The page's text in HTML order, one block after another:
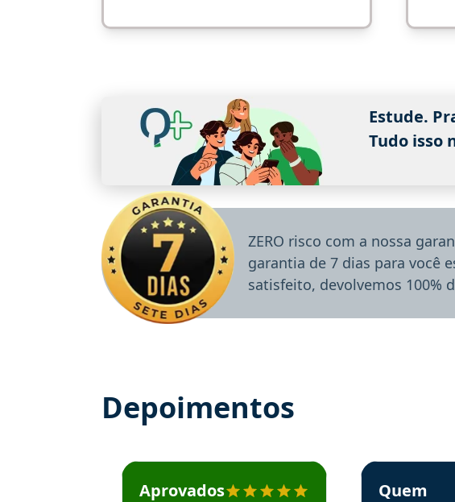
Estude.
Tudo isso
ZERO risco com a nossa
garantia de 7 dias para você
satisfeito, devolvemos 100%
Depoimentos
Estudante José recomenda o Aprova Concursos em depoimento
Aprovados
Estudante
Quem